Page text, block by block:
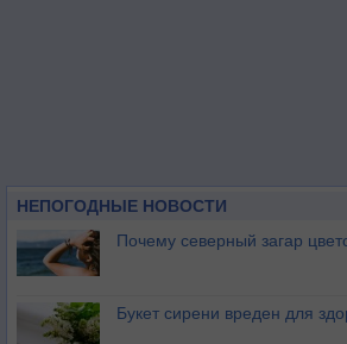
НЕПОГОДНЫЕ НОВОСТИ
Почему северный загар
Букет сирени вреден для